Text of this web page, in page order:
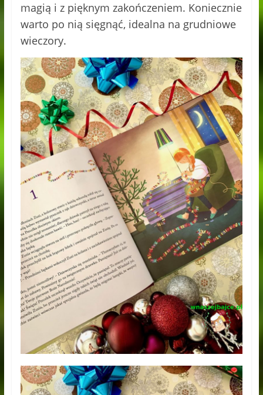
magią i z pięknym zakończeniem. Koniecznie
warto po nią sięgnąć, idealna na grudniowe
wieczory.